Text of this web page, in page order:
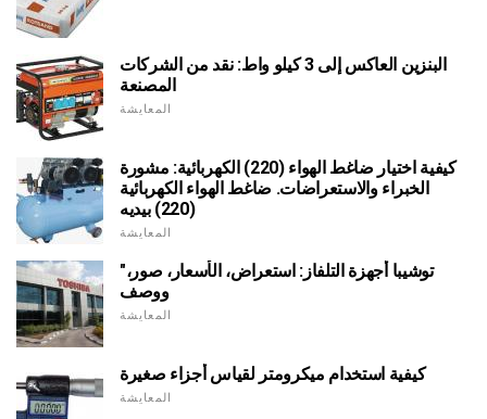
البنزين العاكس إلى 3 كيلو واط: نقد من الشركات
المصنعة
المعايشة
كيفية اختيار ضاغط الهواء (220) الكهربائية: مشورة
الخبراء والاستعراضات. ضاغط الهواء الكهربائية
(220) بيديه
المعايشة
"توشيبا أجهزة التلفاز: استعراض، الأسعار، صور،
ووصف
المعايشة
كيفية استخدام ميكرومتر لقياس أجزاء صغيرة
المعايشة